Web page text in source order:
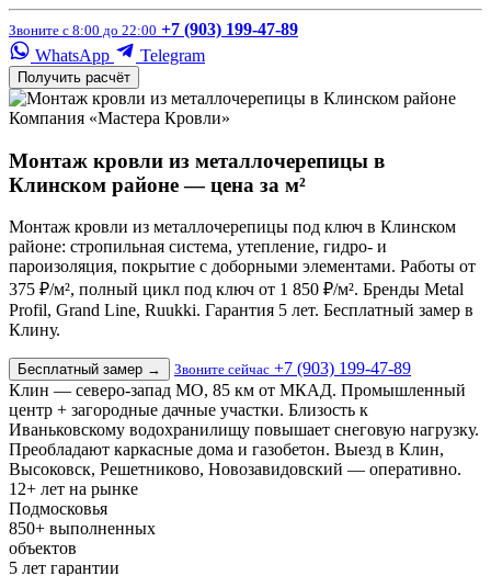
Звоните с 8:00 до 22:00 +7 (903) 199-47-89
WhatsApp
Telegram
Получить расчёт
Компания «Мастера Кровли»
Монтаж кровли из металлочерепицы в
Клинском районе — цена за м²
Монтаж кровли из металлочерепицы под ключ в Клинском
районе: стропильная система, утепление, гидро- и
пароизоляция, покрытие с доборными элементами. Работы от
375 ₽/м², полный цикл под ключ от 1 850 ₽/м². Бренды Metal
Profil, Grand Line, Ruukki. Гарантия 5 лет. Бесплатный замер в
Клину.
Бесплатный замер → Звоните сейчас +7 (903) 199-47-89
Клин — северо-запад МО, 85 км от МКАД. Промышленный
центр + загородные дачные участки. Близость к
Иваньковскому водохранилищу повышает снеговую нагрузку.
Преобладают каркасные дома и газобетон. Выезд в Клин,
Высоковск, Решетниково, Новозавидовский — оперативно.
12+ лет на рынке
Подмосковья
850+ выполненных
объектов
5 лет гарантии